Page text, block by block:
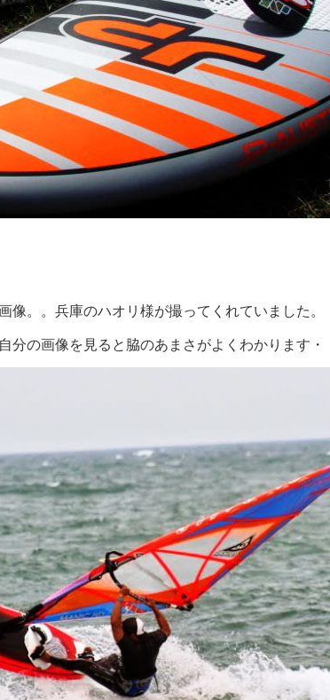
像。。兵庫のハオリ様が撮ってくれていました。
の画像を見ると脇のあまさがよくわかります・